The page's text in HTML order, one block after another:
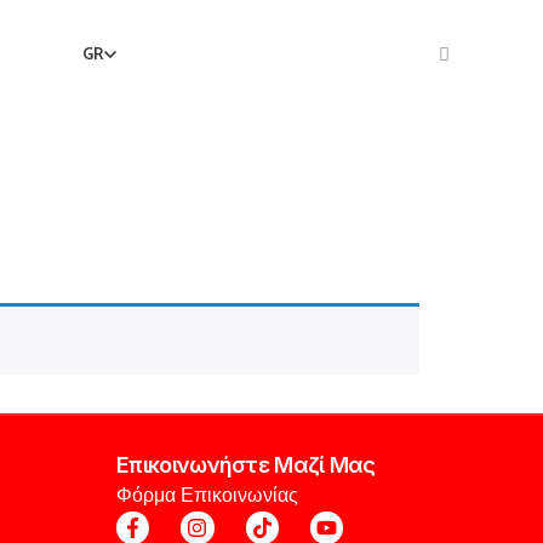
Greek
GR
Επικοινωνήστε Μαζί Μας
Φόρμα Επικοινωνίας